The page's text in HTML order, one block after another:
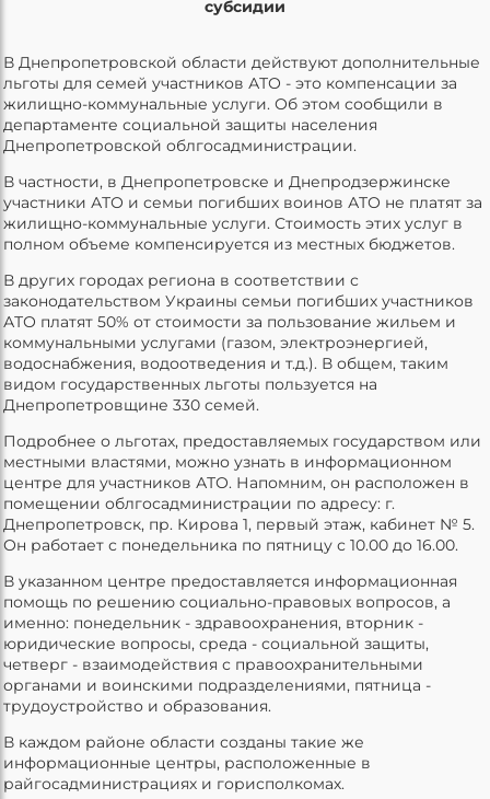
субсидии
В Днепропетровской области действуют дополнительные
льготы для семей участников АТО - это компенсации за
жилищно-коммунальные услуги. Об этом сообщили в
департаменте социальной защиты населения
Днепропетровской облгосадминистрации.
В частности, в Днепропетровске и Днепродзержинске
участники АТО и семьи погибших воинов АТО не платят за
жилищно-коммунальные услуги. Стоимость этих услуг в
полном объеме компенсируется из местных бюджетов.
В других городах региона в соответствии с
законодательством Украины семьи погибших участников
АТО платят 50% от стоимости за пользование жильем и
коммунальными услугами (газом, электроэнергией,
водоснабжения, водоотведения и т.д.). В общем, таким
видом государственных льготы пользуется на
Днепропетровщине 330 семей.
Подробнее о льготах, предоставляемых государством или
местными властями, можно узнать в информационном
центре для участников АТО. Напомним, он расположен в
помещении облгосадминистрации по адресу: г.
Днепропетровск, пр. Кирова 1, первый этаж, кабинет № 5.
Он работает с понедельника по пятницу с 10.00 до 16.00.
В указанном центре предоставляется информационная
помощь по решению социально-правовых вопросов, а
именно: понедельник - здравоохранения, вторник -
юридические вопросы, среда - социальной защиты,
четверг - взаимодействия с правоохранительными
органами и воинскими подразделениями, пятница -
трудоустройство и образования.
В каждом районе области созданы такие же
информационные центры, расположенные в
райгосадминистрациях и горисполкомах.